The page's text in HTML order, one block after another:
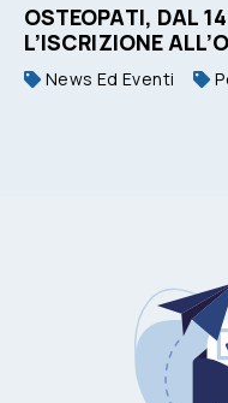
OSTEOPATI, DAL
L’ISCRIZIONE
News Ed Eventi